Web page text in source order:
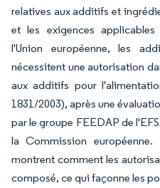
relatives aux additifs et
et les exigences
l'Union européenne, les
nécessitent une autorisation
aux additifs pour
1831/2003), après une
par le groupe FEEDAP de
la Commission
montrent comment les
composé, ce qui façonne les